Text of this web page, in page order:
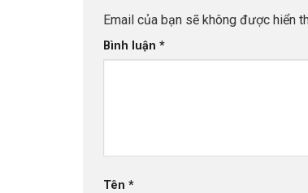
Email của bạn sẽ không được hiển
Bình luận *
Tên *